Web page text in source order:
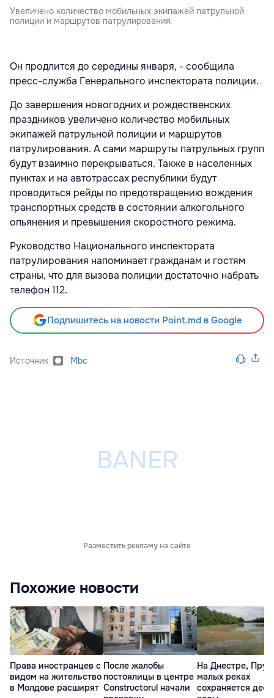
Увеличено количество мобильных экипажей патрульной
полиции и маршрутов патрулирования.
Он продлится до середины января, - сообщила
пресс-служба Генерального инспектората полиции.
До завершения новогодних и рождественских
праздников увеличено количество мобильных
экипажей патрульной полиции и маршрутов
патрулирования. А сами маршруты патрульных групп
будут взаимно перекрываться. Также в населенных
пунктах и на автотрассах республики будут
проводиться рейды по предотвращению вождения
транспортных средств в состоянии алкогольного
опьянения и превышения скоростного режима.
Руководство Национального инспектората
патрулирования напоминает гражданам и гостям
страны, что для вызова полиции достаточно набрать
телефон 112.
Подпишитесь на новости Point.md в Google
Источник Mbc
Разместить рекламу на сайте
Похожие новости
Права иностранцев с
видом на жительство
в Молдове расширят
После жалобы
постоялицы в центре
Constructorul начали
На Днестре,
малых реках
сохраняется